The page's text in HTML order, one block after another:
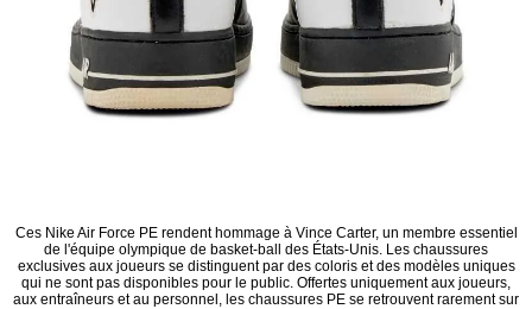
Ces Nike Air Force PE rendent hommage à Vince Carter, un membre essentiel
de l'équipe olympique de basket-ball des États-Unis. Les chaussures
exclusives aux joueurs se distinguent par des coloris et des modèles uniques
qui ne sont pas disponibles pour le public. Offertes uniquement aux joueurs,
aux entraîneurs et au personnel, les chaussures PE se retrouvent rarement sur